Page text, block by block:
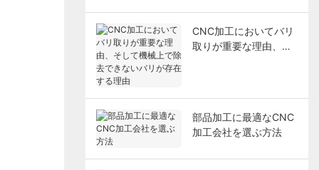
CNC加工においてバリ
取りが重要な理由、そ
部品加工に最適なCNC
加工会社を選ぶ方法